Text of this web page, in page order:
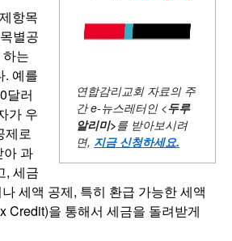
연합감리교회 자료의 주
간e-뉴스레터인 <두루
알리미>를 받아보시려
면, 지금 신청하세요.
항목
별공
는
. 예를
달러
가 우
제로
아 과
, 세금
세액 공제, 특히 환급 가능한 세액
Credit)을 통해서 세금을 돌려받게